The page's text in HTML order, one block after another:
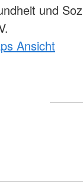
und
Ansicht